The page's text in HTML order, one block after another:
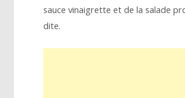
sauce vinaigrette et de la salade
dite.